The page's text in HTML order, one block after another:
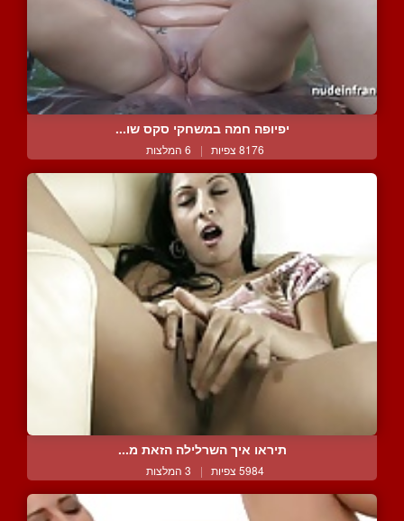
יפיופה חמה במשחקי סקס שו...
8176 צפיות | 6 המלצות
תיראו איך השרלילה הזאת מ...
5984 צפיות | 3 המלצות